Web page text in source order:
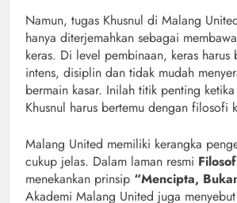
Namun, tugas Khusnul di Malang
hanya diterjemahkan sebagai
keras. Di level pembinaan, keras harus
intens, disiplin dan tidak mudah
bermain kasar. Inilah titik penting
Khusnul harus bertemu dengan filosofi
Malang United memiliki kerangka
cukup jelas. Dalam laman resmi
menekankan prinsip “Mencipta,
Akademi Malang United juga